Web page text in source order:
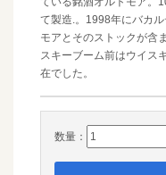
て製造.。1998年にバカ
モアとそのストックが含
スキーブーム前はウイス
在でした。
数量：